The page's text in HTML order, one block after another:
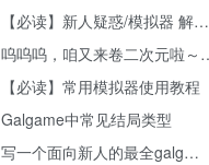
【必读】新人疑惑/模拟器 解压工具 翻译器 转区工具 下载
【必读】常用模拟器使用教程
Galgame中常见结局类型
写一个面向新人的最全galgame入坑攻略